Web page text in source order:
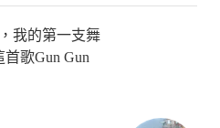
我的第一支舞
歌Gun Gun